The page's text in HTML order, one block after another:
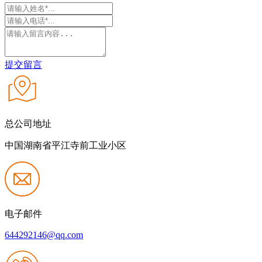
提交留言
总公司地址
中国湖南省平江寺前工业小区
电子邮件
644292146@qq.com